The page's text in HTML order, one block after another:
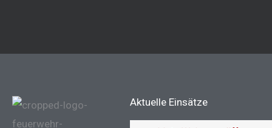
Aktuelle Einsätze